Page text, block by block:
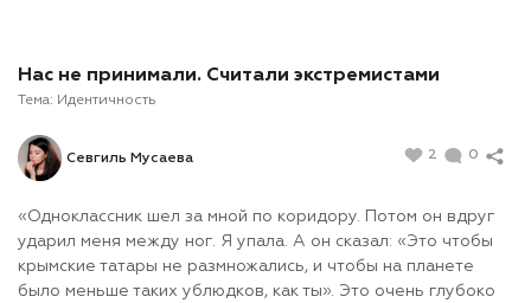
Нас не принимали. Считали экстремистами
Тема: Идентичность
Севгиль Мусаева 2 0
«Одноклассник шел за мной по коридору. Потом он вдруг
ударил меня между ног. Я упала. А он сказал: «Это чтобы
крымские татары не размножались, и чтобы на планете
было меньше таких ублюдков, как ты». Это очень глубоко